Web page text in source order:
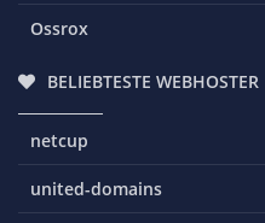
Ossrox
BELIEBTESTE WEBHOSTER
netcup
united-domains